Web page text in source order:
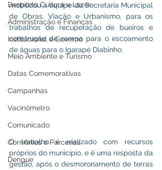
Desporto Cultura e Lazer
Administração e Finanças
Institucional e Governo
Meio Ambiente e Turismo
Datas Comemorativas
Campanhas
Vacinômetro
Comunicado
Convênios e Parcerias
Dengue
mobilizou a equipe da Secretaria Municipal
de Obras, Viação e Urbanismo, para os
trabalhos de recuperação de bueiros e
construção de rampa para o escoamento
de águas para o Igarapé Diabinho.
O trabalho é realizado com recursos
próprios do município, e é uma resposta da
gestão, após o desmoronamento de terras